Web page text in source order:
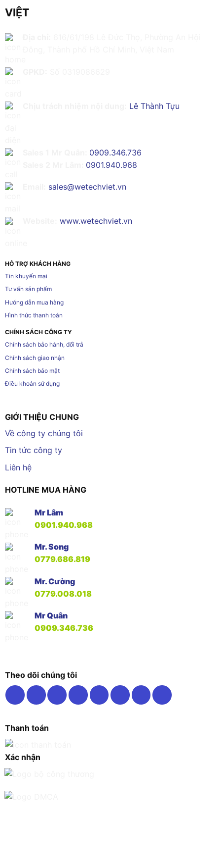
VIỆT
Lê Thành Tựu
0909.346.736
0901.940.968
sales@wetechviet.vn
www.wetechviet.vn
HỖ TRỢ KHÁCH HÀNG
Tin khuyến mại
Tư vấn sản phẩm
Hướng dẫn mua hàng
Hình thức thanh toán
CHÍNH SÁCH CÔNG TY
Chính sách bảo hành, đổi trả
Chính sách giao nhận
Chính sách bảo mật
Điều khoản sử dụng
GIỚI THIỆU CHUNG
Về công ty chúng tôi
Tin tức công ty
Liên hệ
HOTLINE MUA HÀNG
Mr Lâm
0901.940.968
Mr. Song
0779.686.819
Mr. Cường
0779.008.018
Mr Quân
0909.346.736
Theo dõi chúng tôi
Thanh toán
Xác nhận